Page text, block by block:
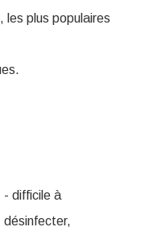
plus populaires
- difficile à
désinfecter,